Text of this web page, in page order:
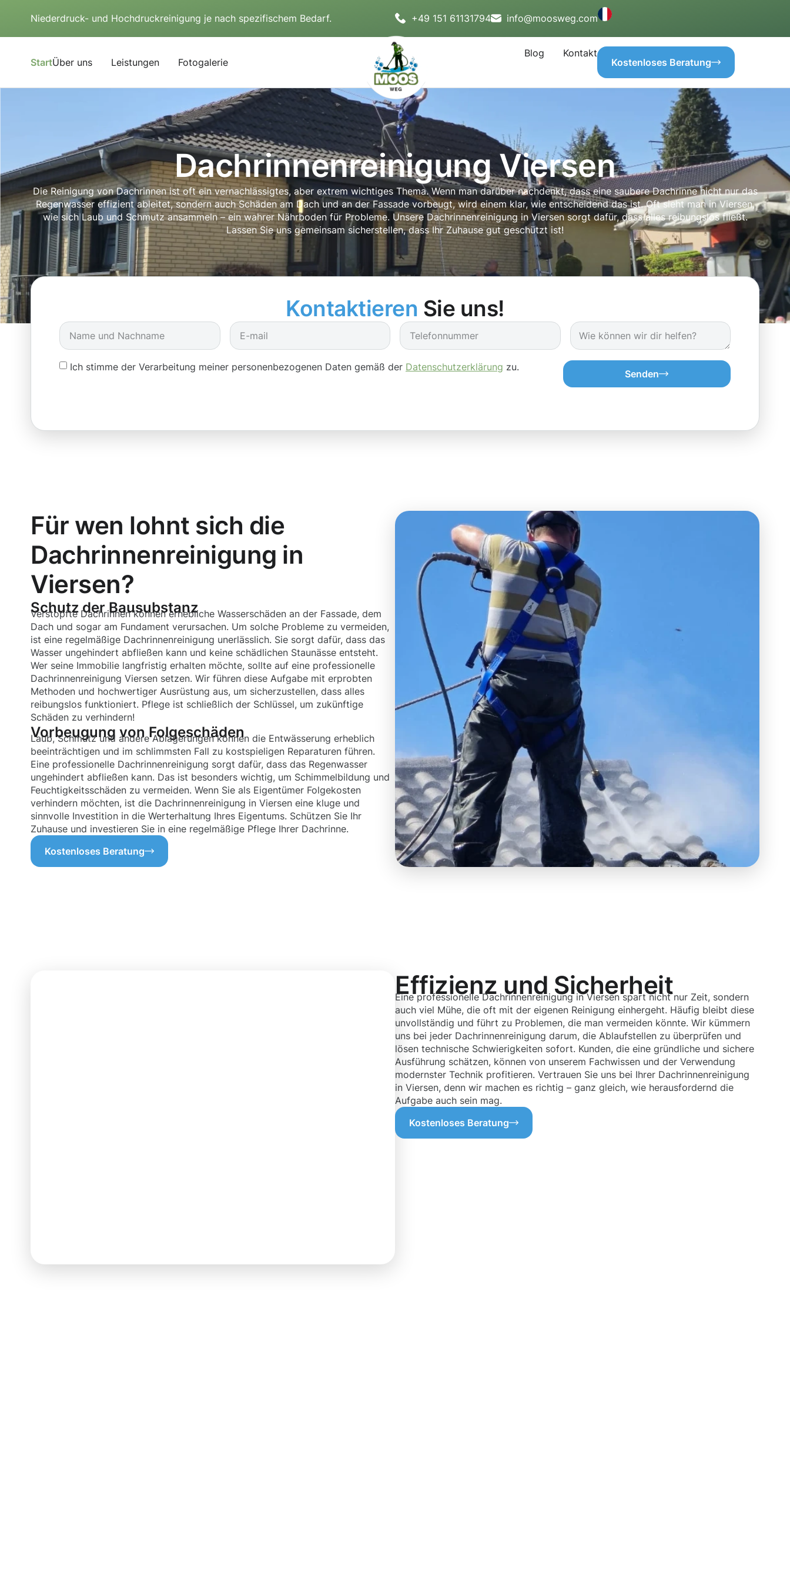
Niederdruck- und Hochdruckreinigung je nach spezifischem Bedarf. +49 151 61131794 info@moosweg.com
StartÜber uns Leistungen Fotogalerie
Blog
Kontakt
Kostenloses Beratung
Dachrinnenreinigung Viersen
Die Reinigung von Dachrinnen ist oft ein vernachlässigtes, aber extrem wichtiges Thema. Wenn man darüber nachdenkt, dass eine saubere Dachrinne nicht nur das
Regenwasser effizient ableitet, sondern auch Schäden am Dach und an der Fassade vorbeugt, wird einem klar, wie entscheidend das ist. Oft sieht man in Viersen,
wie sich Laub und Schmutz ansammeln – ein wahrer Nährboden für Probleme. Unsere Dachrinnenreinigung in Viersen sorgt dafür, dass alles reibungslos fließt.
Lassen Sie uns gemeinsam sicherstellen, dass Ihr Zuhause gut geschützt ist!
Kontaktieren Sie uns!
Ich stimme der Verarbeitung meiner personenbezogenen Daten gemäß der Datenschutzerklärung zu.
Senden
Für wen lohnt sich die
Dachrinnenreinigung in
Viersen?
Schutz der Bausubstanz
Verstopfte Dachrinnen können erhebliche Wasserschäden an der Fassade, dem
Dach und sogar am Fundament verursachen. Um solche Probleme zu vermeiden,
ist eine regelmäßige Dachrinnenreinigung unerlässlich. Sie sorgt dafür, dass das
Wasser ungehindert abfließen kann und keine schädlichen Staunässe entsteht.
Wer seine Immobilie langfristig erhalten möchte, sollte auf eine professionelle
Dachrinnenreinigung Viersen setzen. Wir führen diese Aufgabe mit erprobten
Methoden und hochwertiger Ausrüstung aus, um sicherzustellen, dass alles
reibungslos funktioniert. Pflege ist schließlich der Schlüssel, um zukünftige
Schäden zu verhindern!
Vorbeugung von Folgeschäden
Laub, Schmutz und andere Ablagerungen können die Entwässerung erheblich
beeinträchtigen und im schlimmsten Fall zu kostspieligen Reparaturen führen.
Eine professionelle Dachrinnenreinigung sorgt dafür, dass das Regenwasser
ungehindert abfließen kann. Das ist besonders wichtig, um Schimmelbildung und
Feuchtigkeitsschäden zu vermeiden. Wenn Sie als Eigentümer Folgekosten
verhindern möchten, ist die Dachrinnenreinigung in Viersen eine kluge und
sinnvolle Investition in die Werterhaltung Ihres Eigentums. Schützen Sie Ihr
Zuhause und investieren Sie in eine regelmäßige Pflege Ihrer Dachrinne.
Kostenloses Beratung
Effizienz und Sicherheit
Eine professionelle Dachrinnenreinigung in Viersen spart nicht nur Zeit, sondern
auch viel Mühe, die oft mit der eigenen Reinigung einhergeht. Häufig bleibt diese
unvollständig und führt zu Problemen, die man vermeiden könnte. Wir kümmern
uns bei jeder Dachrinnenreinigung darum, die Ablaufstellen zu überprüfen und
lösen technische Schwierigkeiten sofort. Kunden, die eine gründliche und sichere
Ausführung schätzen, können von unserem Fachwissen und der Verwendung
modernster Technik profitieren. Vertrauen Sie uns bei Ihrer Dachrinnenreinigung
in Viersen, denn wir machen es richtig – ganz gleich, wie herausfordernd die
Aufgabe auch sein mag.
Kostenloses Beratung